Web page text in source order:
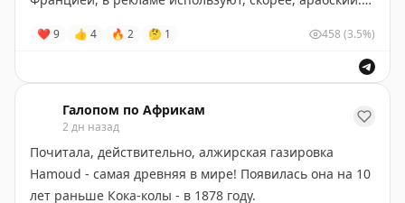
и молодёжь уже плохо понимает французский.
Руанды, которая практически вытеснила французский
из официальной коммуникации.
При этом пресса практически вся франкоязычная!
Только пара газет на арабском.
❤ 9 👍 4 🔥 2 🤔 1 458 (3.5%)
Галопом по Африкам
2 дн назад
Почитала, действительно, алжирская газировка
Hamoud - самая древняя в мире! Появилась она на 10
лет раньше Кока-колы - в 1878 году.